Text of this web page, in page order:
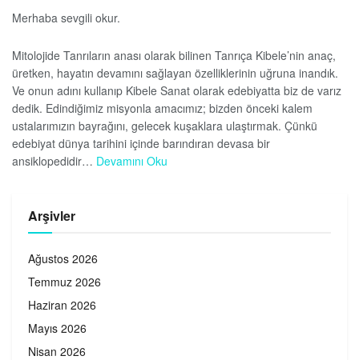
Merhaba sevgili okur.
Mitolojide Tanrıların anası olarak bilinen Tanrıça Kibele’nin anaç,
üretken, hayatın devamını sağlayan özelliklerinin uğruna inandık.
Ve onun adını kullanıp Kibele Sanat olarak edebiyatta biz de varız
dedik. Edindiğimiz misyonla amacımız; bizden önceki kalem
ustalarımızın bayrağını, gelecek kuşaklara ulaştırmak. Çünkü
edebiyat dünya tarihini içinde barındıran devasa bir
ansiklopedidir… Devamını Oku
Arşivler
Ağustos 2026
Temmuz 2026
Haziran 2026
Mayıs 2026
Nisan 2026